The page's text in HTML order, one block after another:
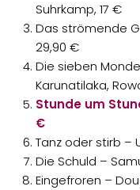
Suhrkamp, 17 €
Das strömende
29,90 €
Die sieben
Karunatilaka,
Stunde um
€
Tanz oder stirb –
Die Schuld –
Eingefroren –